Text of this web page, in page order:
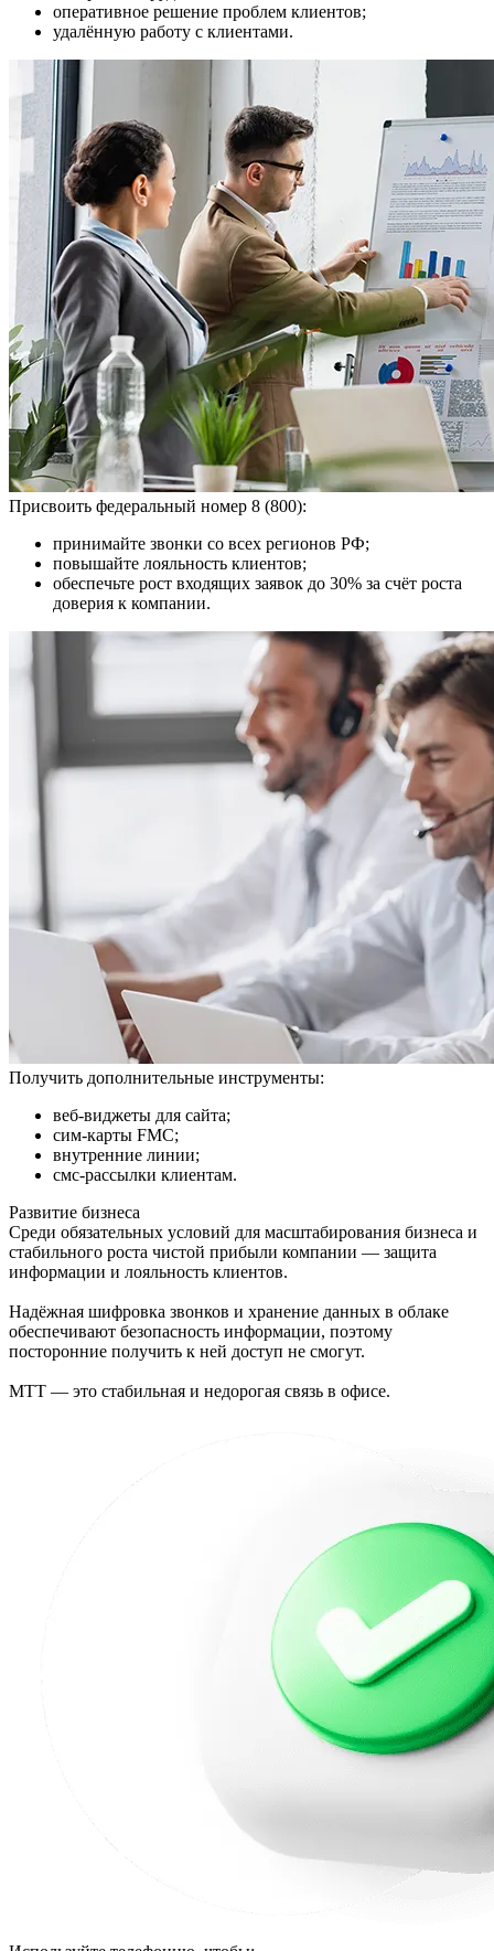
оперативное решение проблем клиентов;
удалённую работу с клиентами.
Присвоить федеральный номер 8 (800):
принимайте звонки со всех регионов РФ;
повышайте лояльность клиентов;
обеспечьте рост входящих заявок до 30% за счёт роста
доверия к компании.
Получить дополнительные инструменты:
веб-виджеты для сайта;
сим-карты FMC;
внутренние линии;
смс-рассылки клиентам.
Развитие бизнеса
Среди обязательных условий для масштабирования бизнеса и
стабильного роста чистой прибыли компании — защита
информации и лояльность клиентов.
Надёжная шифровка звонков и хранение данных в облаке
обеспечивают безопасность информации, поэтому
посторонние получить к ней доступ не смогут.
МТТ — это стабильная и недорогая связь в офисе.